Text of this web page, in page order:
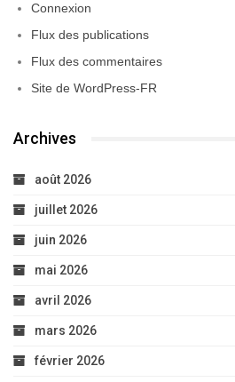
Connexion
Flux des publications
Flux des commentaires
Site de WordPress-FR
Archives
août 2026
juillet 2026
juin 2026
mai 2026
avril 2026
mars 2026
février 2026